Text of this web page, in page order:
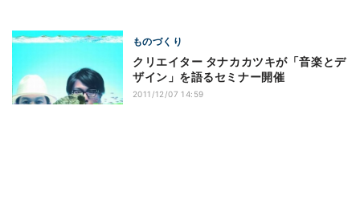
ものづくり
クリエイター タナカカツキが「音楽とデ
ザイン」を語るセミナー開催
2011/12/07 14:59